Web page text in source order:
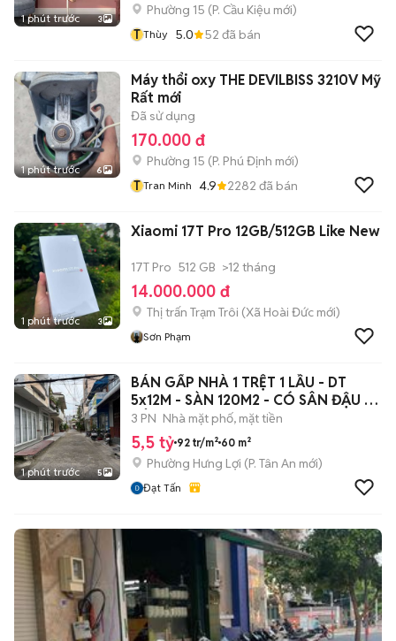
1 phút trước 3
Phường 15 (P. Cầu Kiệu mới)
T Thùy 5.0 52 đã bán
1 phút trước 6
Máy thổi oxy THE DEVILBISS 3210V Mỹ
Rất mới
Đã sử dụng
170.000 đ
Phường 15 (P. Phú Định mới)
T Tran Minh 4.9 2282 đã bán
1 phút trước 3
Xiaomi 17T Pro 12GB/512GB Like New
17T Pro 512 GB >12 tháng
14.000.000 đ
Thị trấn Trạm Trôi (Xã Hoài Đức mới)
Sơn Phạm
1 phút trước 5
BÁN GẤP NHÀ 1 TRỆT 1 LẦU - DT
5x12M - SÀN 120M2 - CÓ SÂN ĐẬU Ô
TÔ
3 PN Nhà mặt phố, mặt tiền
5,5 tỷ 92 tr/m² 60 m²
Phường Hưng Lợi (P. Tân An mới)
Đạt Tấn